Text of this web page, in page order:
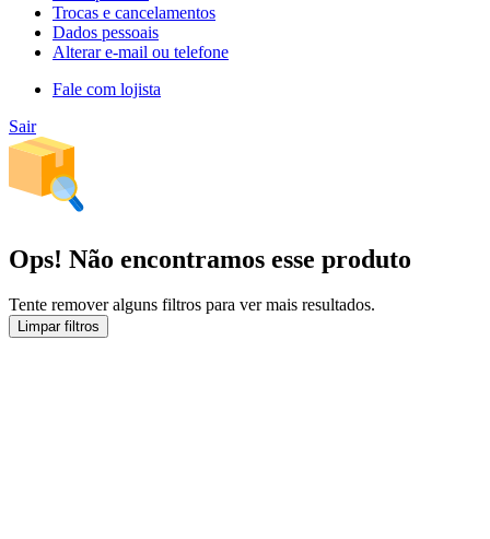
Trocas e cancelamentos
Dados pessoais
Alterar e-mail ou telefone
Fale com lojista
Sair
Ops! Não encontramos esse produto
Tente remover alguns filtros para ver mais resultados.
Limpar filtros